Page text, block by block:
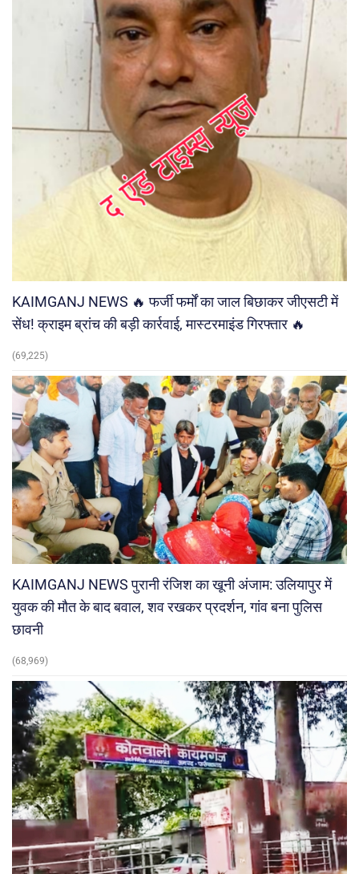
KAIMGANJ NEWS 🔥 फर्जी फर्मों का जाल बिछाकर जीएसटी में
सेंध! क्राइम ब्रांच की बड़ी कार्रवाई, मास्टरमाइंड गिरफ्तार 🔥
(69,225)
KAIMGANJ NEWS पुरानी रंजिश का खूनी अंजाम: उलियापुर में
युवक की मौत के बाद बवाल, शव रखकर प्रदर्शन, गांव बना पुलिस
छावनी
(68,969)